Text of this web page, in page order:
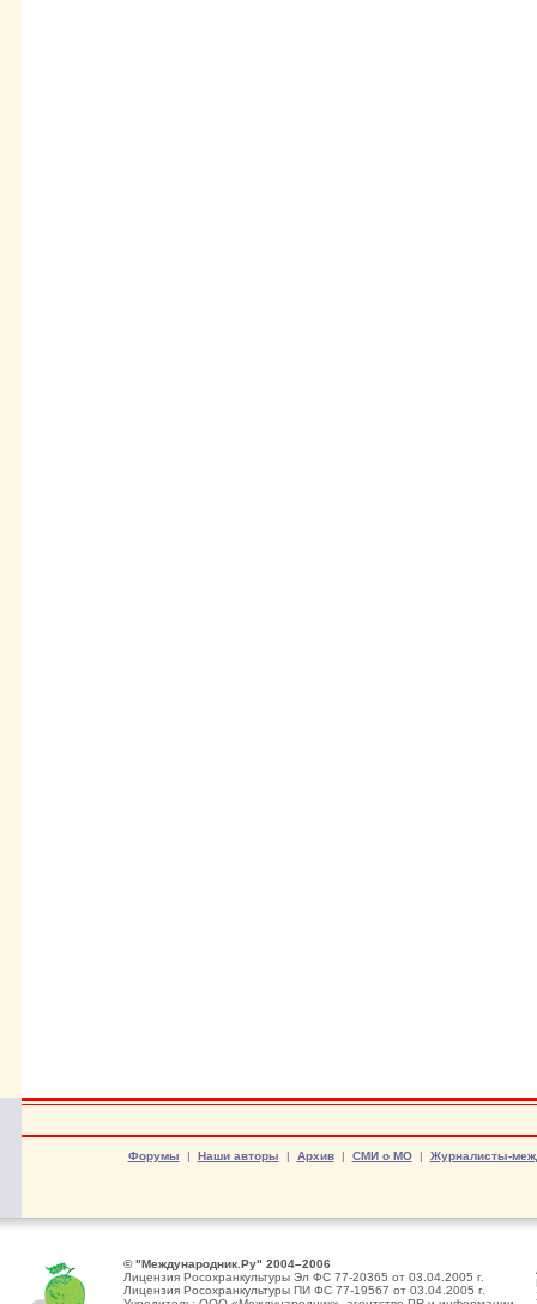
Форумы | Наши авторы | Архив| СМИ о МО| Журналисты-
© "Международник.Ру" 2004–2006
Лицензия Росохранкультуры Эл ФС 77-20365 от 03.04.2005 г.
Лицензия Росохранкультуры ПИ ФС 77-19567 от 03.04.2005 г.